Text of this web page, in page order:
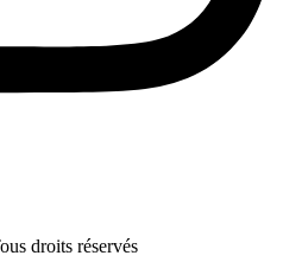
droits réservés